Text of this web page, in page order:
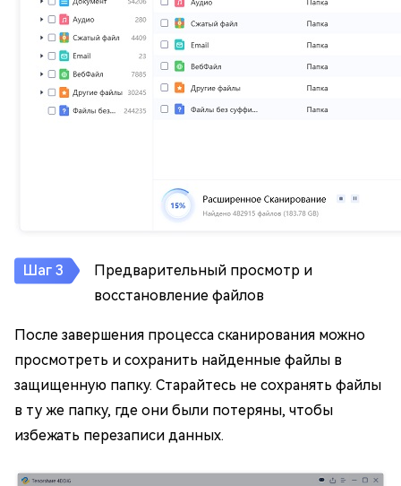
Предварительный просмотр и
восстановление файлов
После завершения процесса сканирования можно
просмотреть и сохранить найденные файлы в
защищенную папку. Старайтесь не сохранять файлы
в ту же папку, где они были потеряны, чтобы
избежать перезаписи данных.